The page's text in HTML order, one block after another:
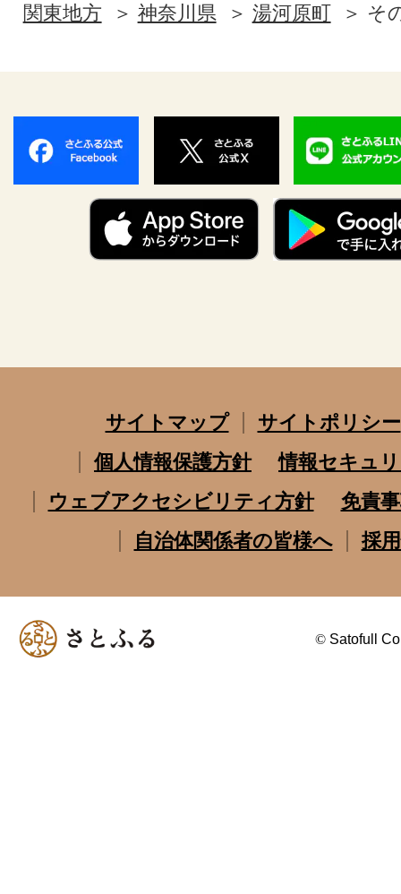
関東地方
神奈川県 湯河原町 そ
サイトマップ
サイトポリシー
個人情報保護方針
情報セキュ
ウェブアクセシビリティ方針
免責
自治体関係者の皆様へ
採
© Satofull